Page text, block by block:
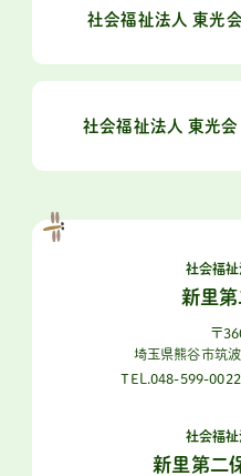
社会福祉法人 東光
社会福祉法人 東光
社会福
新里
〒
埼玉県熊谷市筑
TEL.048-599-0022
社会福
新里第二